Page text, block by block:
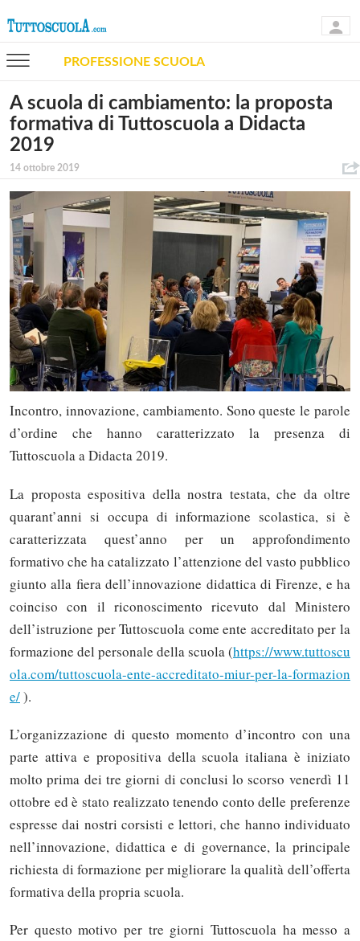
PROFESSIONE SCUOLA
A scuola di cambiamento: la proposta
formativa di Tuttoscuola a Didacta
2019
14 ottobre 2019
Incontro, innovazione, cambiamento. Sono queste le parole
d’ordine che hanno caratterizzato la presenza di
Tuttoscuola a Didacta 2019.
La proposta espositiva della nostra testata, che da oltre
quarant’anni si occupa di informazione scolastica, si è
caratterizzata quest’anno per un approfondimento
formativo che ha catalizzato l’attenzione del vasto pubblico
giunto alla fiera dell’innovazione didattica di Firenze, e ha
coinciso con il riconoscimento ricevuto dal Ministero
dell’istruzione per Tuttoscuola come ente accreditato per la
formazione del personale della scuola (https://www.tuttoscu
ola.com/tuttoscuola-ente-accreditato-miur-per-la-formazion
e/).
L’organizzazione di questo momento d’incontro con una
parte attiva e propositiva della scuola italiana è iniziato
molto prima dei tre giorni di conclusi lo scorso venerdì 11
ottobre ed è stato realizzato tenendo conto delle preferenze
espresse dai nostri corsisti e lettori, che hanno individuato
nell’innovazione, didattica e di governance, la principale
richiesta di formazione per migliorare la qualità dell’offerta
formativa della propria scuola.
Per questo motivo per tre giorni Tuttoscuola ha messo a